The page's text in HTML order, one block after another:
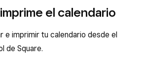
el calendario
e imprimir tu calendario desde el
de Square.